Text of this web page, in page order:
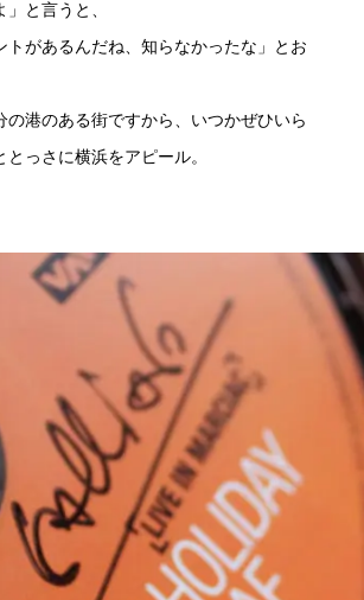
と言うと、
トがあるんだね、知らなかったな」とお
の港のある街ですから、いつかぜひいら
とっさに横浜をアピール。